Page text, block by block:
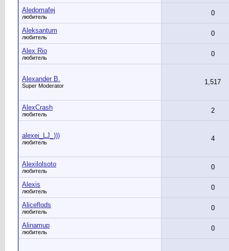
Aledomafej
любитель 0
Aleksantum
любитель 0
Alex Rio
любитель 0
Alexander B.
Super Moderator 1,517
AlexCrash
любитель 2
alexei_LJ_)))
любитель 4
Alexilolsoto
любитель 0
Alexis
любитель 0
Aliceflods
любитель 0
Alinamup
любитель 0